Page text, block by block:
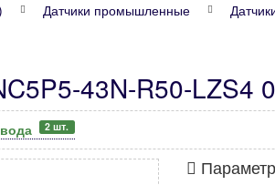
Датчики промышленные
43N-R50-LZS4
2 шт.